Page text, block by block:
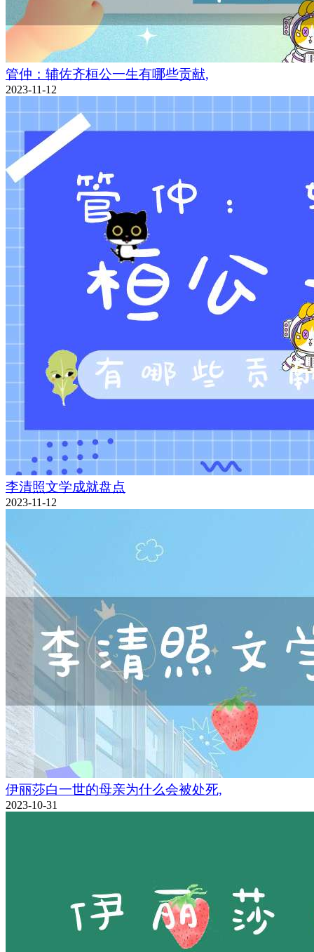
管仲：辅佐齐桓公一生有哪些贡献,
2023-11-12
李清照文学成就盘点
2023-11-12
伊丽莎白一世的母亲为什么会被处死,
2023-10-31